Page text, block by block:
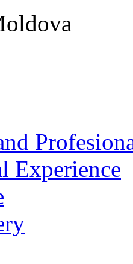
Experience